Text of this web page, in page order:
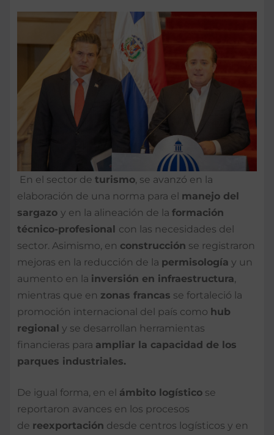
En el sector de turismo, se avanzó en la
elaboración de una norma para el manejo del
sargazo y en la alineación de la formación
técnico-profesional con las necesidades del
sector. Asimismo, en construcción se registraron
mejoras en la reducción de la permisología y un
aumento en la inversión en infraestructura,
mientras que en zonas francas se fortaleció la
promoción internacional del país como hub
regional y se desarrollan herramientas
financieras para ampliar la capacidad de los
parques industriales.
De igual forma, en el ámbito logístico se
reportaron avances en los procesos
de reexportación desde centros logísticos y en